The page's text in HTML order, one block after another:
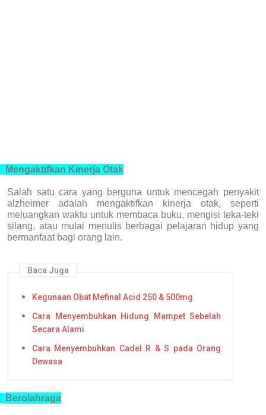
Mengaktifkan Kinerja Otak
Salah satu cara yang berguna untuk mencegah penyakit
alzheimer adalah mengaktifkan kinerja otak, seperti
meluangkan waktu untuk membaca buku, mengisi teka-teki
silang, atau mulai menulis berbagai pelajaran hidup yang
bermanfaat bagi orang lain.
Baca Juga
Kegunaan Obat Mefinal Acid 250 & 500mg
Cara Menyembuhkan Hidung Mampet Sebelah
Secara Alami
Cara Menyembuhkan Cadel R & S pada Orang
Dewasa
Berolahraga